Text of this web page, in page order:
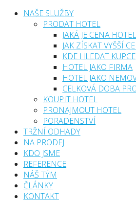
NAŠE SLUŽBY
PRODAT HOTEL
JAKÁ JE CENA
JAK ZÍSKAT VYŠŠÍ
KDE HLEDAT KUPCE
HOTEL JAKO FIRMA
HOTEL JAKO
CELKOVÁ DOBA
KOUPIT HOTEL
PRONAJMOUT HOTEL
PORADENSTVÍ
TRŽNÍ ODHADY
NA PRODEJ
KDO JSME
REFERENCE
NÁŠ TÝM
ČLÁNKY
KONTAKT